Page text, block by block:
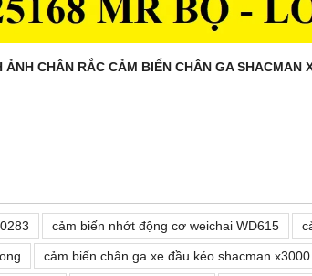
CẢM BIẾN CHÂN GA SHACMAN
cảm biến nhớt động cơ weichai WD615
cảm biến chân ga xe đầu kéo shacman x3000